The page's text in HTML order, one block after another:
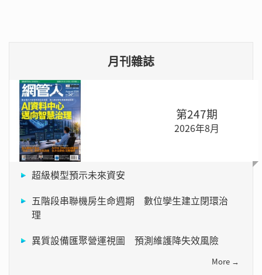
月刊雜誌
第247期
2026年8月
超級模型預示未來資安
五階段串聯機房生命週期 數位孿生建立閉環治
理
異質設備匯聚營運視圖 預測維護降失效風險
More →